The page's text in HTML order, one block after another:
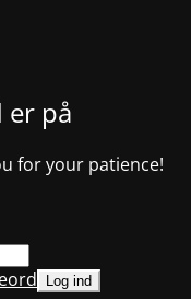
er på
for your patience!